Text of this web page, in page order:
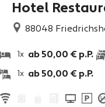
Hotel
88048
1x ab 50,00 € p.P.
1x ab 50,00 € p.P.